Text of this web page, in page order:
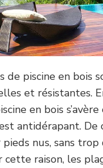
de piscine en bois
et résistantes.
en bois
antidérapant. De
nus, sans trop
cette raison, les